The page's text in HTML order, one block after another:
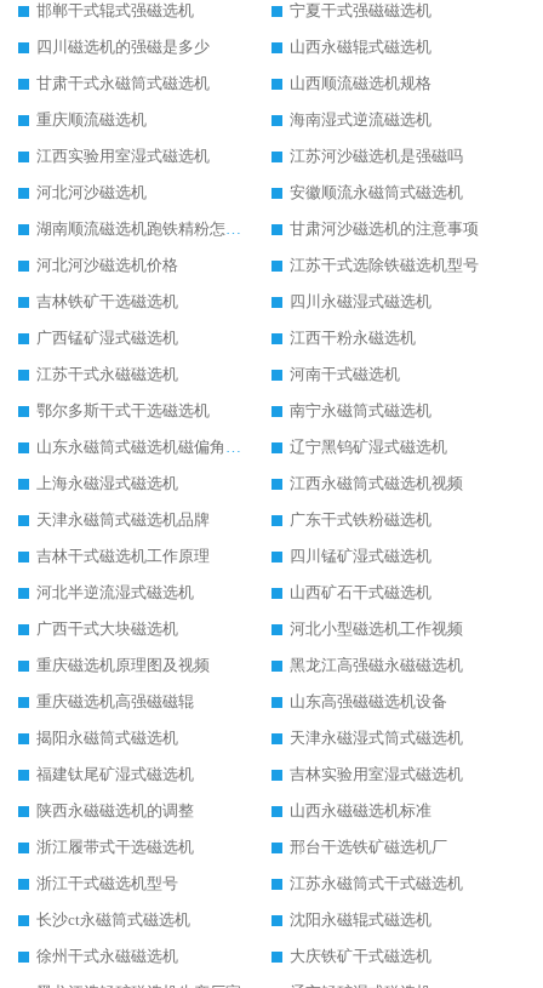
邯郸干式辊式强磁选机
宁夏干式强磁磁选机
四川磁选机的强磁是多少
山西永磁辊式磁选机
甘肃干式永磁筒式磁选机
山西顺流磁选机规格
重庆顺流磁选机
海南湿式逆流磁选机
江西实验用室湿式磁选机
江苏河沙磁选机是强磁吗
河北河沙磁选机
安徽顺流永磁筒式磁选机
湖南顺流磁选机跑铁精粉怎么处理
甘肃河沙磁选机的注意事项
河北河沙磁选机价格
江苏干式选除铁磁选机型号
吉林铁矿干选磁选机
四川永磁湿式磁选机
广西锰矿湿式磁选机
江西干粉永磁选机
江苏干式永磁磁选机
河南干式磁选机
鄂尔多斯干式干选磁选机
南宁永磁筒式磁选机
山东永磁筒式磁选机磁偏角怎么调整
辽宁黑钨矿湿式磁选机
上海永磁湿式磁选机
江西永磁筒式磁选机视频
天津永磁筒式磁选机品牌
广东干式铁粉磁选机
吉林干式磁选机工作原理
四川锰矿湿式磁选机
河北半逆流湿式磁选机
山西矿石干式磁选机
广西干式大块磁选机
河北小型磁选机工作视频
重庆磁选机原理图及视频
黑龙江高强磁永磁磁选机
重庆磁选机高强磁磁辊
山东高强磁磁选机设备
揭阳永磁筒式磁选机
天津永磁湿式筒式磁选机
福建钛尾矿湿式磁选机
吉林实验用室湿式磁选机
陕西永磁磁选机的调整
山西永磁磁选机标准
浙江履带式干选磁选机
邢台干选铁矿磁选机厂
浙江干式磁选机型号
江苏永磁筒式干式磁选机
长沙ct永磁筒式磁选机
沈阳永磁辊式磁选机
徐州干式永磁磁选机
大庆铁矿干式磁选机